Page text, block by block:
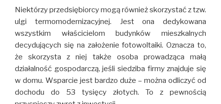
Niektórzy przedsiębiorcy mogą również skorzystać z tzw.
ulgi termomodernizacyjnej. Jest ona dedykowana
wszystkim właścicielom budynków mieszkalnych
decydujących się na założenie fotowoltaiki. Oznacza to,
że skorzysta z niej także osoba prowadząca małą
działalność gospodarczą, jeśli siedziba firmy znajduje się
w domu. Wsparcie jest bardzo duże – można odliczyć od
dochodu do 53 tysięcy złotych. To z pewnością